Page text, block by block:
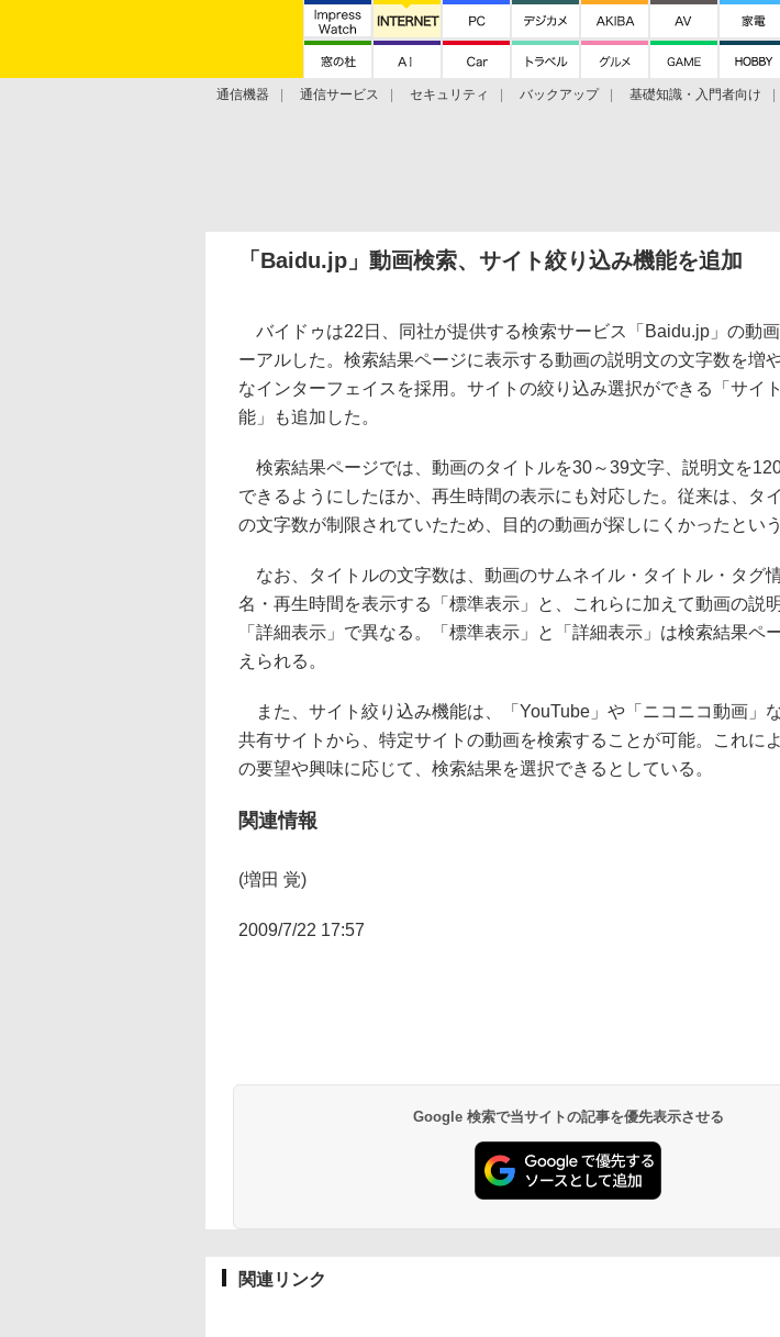
通信機器 通信サービス セキュリティ バックアップ 基礎知識・入門者向け
「Baidu.jp」動画検索、サイト絞り込み機能を追加
バイドゥは22日、同社が提供する検索サービス「Baidu.jp」の動画
ーアルした。検索結果ページに表示する動画の説明文の文字数を増
なインターフェイスを採用。サイトの絞り込み選択ができる「サイ
能」も追加した。
検索結果ページでは、動画のタイトルを30～39文字、説明文を
できるようにしたほか、再生時間の表示にも対応した。従来は、タ
の文字数が制限されていたため、目的の動画が探しにくかったという
なお、タイトルの文字数は、動画のサムネイル・タイトル・タグ
名・再生時間を表示する「標準表示」と、これらに加えて動画の説
「詳細表示」で異なる。「標準表示」と「詳細表示」は検索結果ペ
えられる。
また、サイト絞り込み機能は、「YouTube」や「ニコニコ動画」
共有サイトから、特定サイトの動画を検索することが可能。これに
の要望や興味に応じて、検索結果を選択できるとしている。
関連情報
(増田 覚)
2009/7/22 17:57
Google 検索で当サイトの記事を優先表示させる
関連リンク